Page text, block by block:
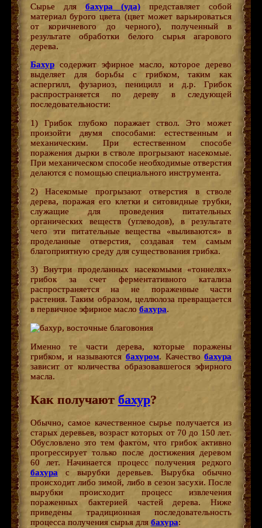
Сырье длябахура (уда) представляет собой
материал бурого цвета (цвет может варьироваться
от коричневого до черного), полученный в
результате обработки белого сырья агарового
дерева.
Бахурсодержит эфирное масло, которое дерево
выделяет для борьбы с грибком, таким как
аспергилл, фузариоз, пеницилл и д.р. Грибок
распространяется по дереву в следующей
последовательности:
1) Грибок глубоко поражает ствол. Это может
произойти двумя способами: естественным и
механическим. При естественном способе
поражения дырки в стволе прогрызают насекомые.
При механическом способе необходимые отверстия
делаются с помощью специального инструмента.
2) Насекомые прогрызают отверстия в стволе
дерева, поражая его клетки и ситовидные трубки,
служащие для проведения питательных
органических веществ (углеводов), в результате
чего эти питательные вещества «выливаются» в
проделанные отверстия, создавая тем самым
благоприятную среду для существования грибка.
3) Внутри проделанных насекомыми «тоннелях»
грибок за счет ферментативного катализа
распространяется на не пораженные части
растения. Таким образом, целлюлоза превращается
в первичное эфирное масло бахура.
Именно те части дерева, которые поражены
грибком, и называются бахуром. Качествобахура
зависит от количества образовавшегося эфирного
масла.
Как получают бахур?
Обычно, самое качественное сырье получается из
старых деревьев, возраст которых от 70 до 150 лет.
Обусловлено это тем фактом, что грибок активно
прогрессирует только после достижения деревом
60 лет. Начинается процесс получения редкого
бахурас вырубки деревьев. Вырубка обычно
происходит либо зимой, либо в сезон засухи. После
вырубки происходит процесс извлечения
пораженных бактерией частей дерева. Ниже
приведены традиционная последовательность
процесса получения сырья для бахура: